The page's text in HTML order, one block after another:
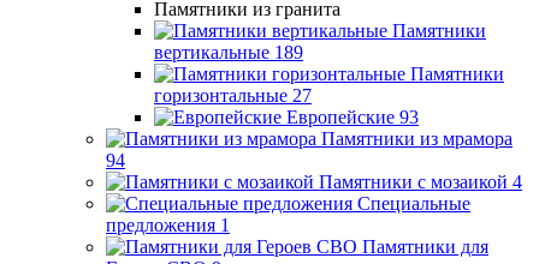
Памятники из гранита
Памятники
вертикальные 189
Памятники
горизонтальные 27
Европейские 93
Памятники из мрамора
94
Памятники с мозаикой 4
Специальные
предложения 1
Памятники для